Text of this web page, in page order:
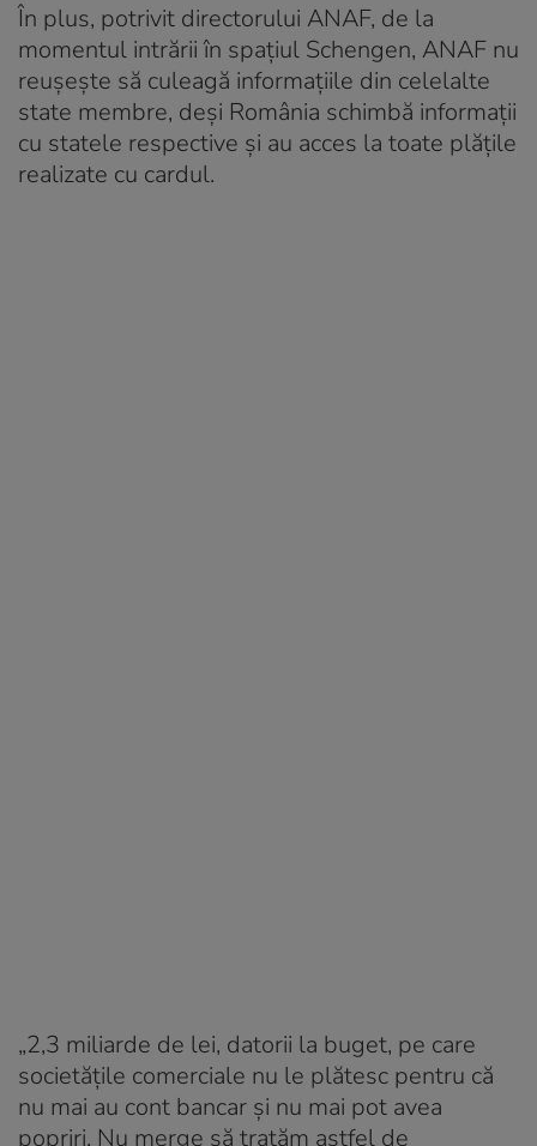
În plus, potrivit directorului ANAF, de la
momentul intrării în spațiul Schengen, ANAF nu
reușește să culeagă informațiile din celelalte
state membre, deși România schimbă informații
cu statele respective și au acces la toate plățile
realizate cu cardul.
„2,3 miliarde de lei, datorii la buget, pe care
societățile comerciale nu le plătesc pentru că
nu mai au cont bancar și nu mai pot avea
popriri. Nu merge să tratăm astfel de